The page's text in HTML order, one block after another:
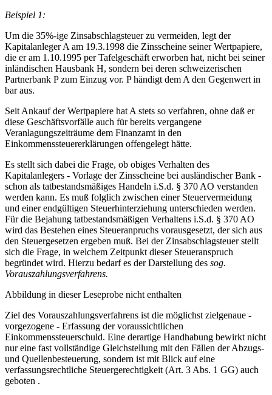
Beispiel 1:
Um die 35%-ige Zinsabschlagsteuer zu vermeiden, legt der
Kapitalanleger A am 19.3.1998 die Zinsscheine seiner Wertpapiere,
die er am 1.10.1995 per Tafelgeschäft erworben hat, nicht bei seiner
inländischen Hausbank H, sondern bei deren schweizerischen
Partnerbank P zum Einzug vor. P händigt dem A den Gegenwert in
bar aus.
Seit Ankauf der Wertpapiere hat A stets so verfahren, ohne daß er
diese Geschäftsvorfälle auch für bereits vergangene
Veranlagungszeiträume dem Finanzamt in den
Einkommenssteuererklärungen offengelegt hätte.
Es stellt sich dabei die Frage, ob obiges Verhalten des
Kapitalanlegers - Vorlage der Zinsscheine bei ausländischer Bank -
schon als tatbestandsmäßiges Handeln i.S.d. § 370 AO verstanden
werden kann. Es muß folglich zwischen einer Steuervermeidung
und einer endgültigen Steuerhinterziehung unterschieden werden.
Für die Bejahung tatbestandsmäßigen Verhaltens i.S.d. § 370 AO
wird das Bestehen eines Steueranpruchs vorausgesetzt, der sich aus
den Steuergesetzen ergeben muß. Bei der Zinsabschlagsteuer stellt
sich die Frage, in welchem Zeitpunkt dieser Steueranspruch
begründet wird. Hierzu bedarf es der Darstellung des sog.
Vorauszahlungsverfahrens.
Abbildung in dieser Leseprobe nicht enthalten
Ziel des Vorauszahlungsverfahrens ist die möglichst zielgenaue -
vorgezogene - Erfassung der voraussichtlichen
Einkommenssteuerschuld. Eine derartige Handhabung bewirkt nicht
nur eine fast vollständige Gleichstellung mit den Fällen der Abzugs-
und Quellenbesteuerung, sondern ist mit Blick auf eine
verfassungsrechtliche Steuergerechtigkeit (Art. 3 Abs. 1 GG) auch
geboten .